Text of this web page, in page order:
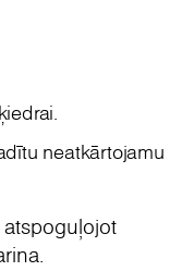
neatkārtojamu